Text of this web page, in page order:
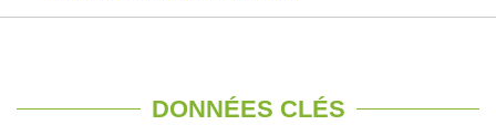
DONNÉES CLÉS